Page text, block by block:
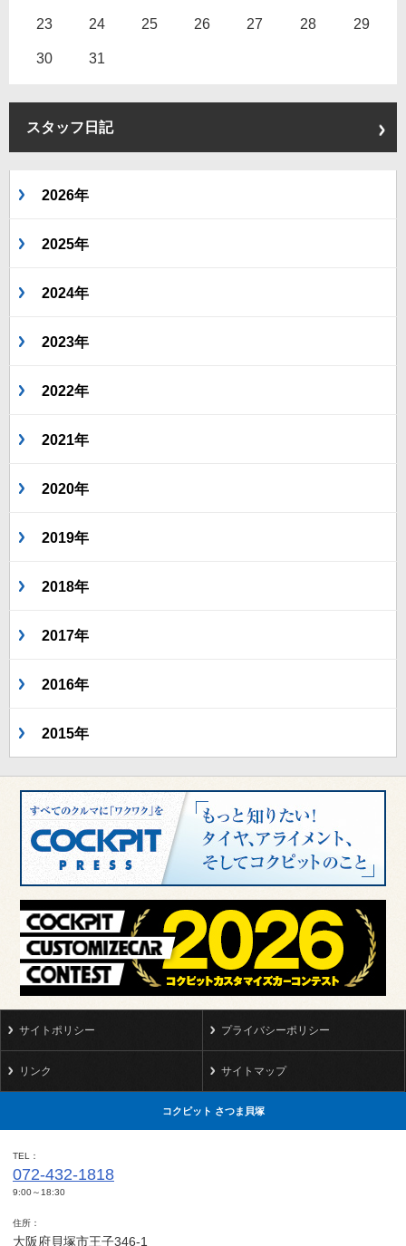
23 24 25 26 27 28 29
30 31
スタッフ日記
2026年
2025年
2024年
2023年
2022年
2021年
2020年
2019年
2018年
2017年
2016年
2015年
サイトポリシー プライバシーポリシー
リンク サイトマップ
コクピット さつま貝塚
TEL
072-432-1818
9:00～18:30
住所
大阪府貝塚市王子346-1